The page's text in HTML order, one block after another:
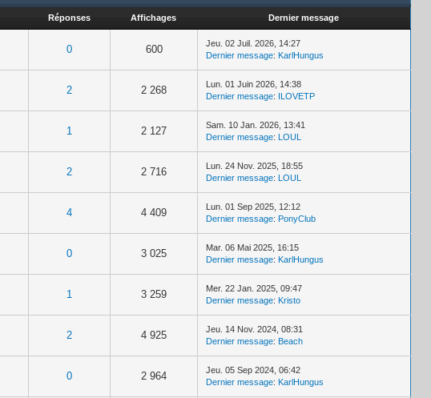
Réponses Affichages Dernier message
0 600
Jeu. 02 Juil. 2026, 14:27
Dernier message: KarlHungus
2 2 268
Lun. 01 Juin 2026, 14:38
Dernier message: ILOVETP
1 2 127
Sam. 10 Jan. 2026, 13:41
Dernier message: LOUL
2 2 716
Lun. 24 Nov. 2025, 18:55
Dernier message: LOUL
4 4 409
Lun. 01 Sep 2025, 12:12
Dernier message: PonyClub
0 3 025
Mar. 06 Mai 2025, 16:15
Dernier message: KarlHungus
1 3 259
Mer. 22 Jan. 2025, 09:47
Dernier message: Kristo
2 4 925
Jeu. 14 Nov. 2024, 08:31
Dernier message: Beach
0 2 964
Jeu. 05 Sep 2024, 06:42
Dernier message: KarlHungus